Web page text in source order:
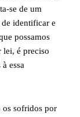
se de um
identificar e
possamos
lei, é preciso
essa
os sofridos por